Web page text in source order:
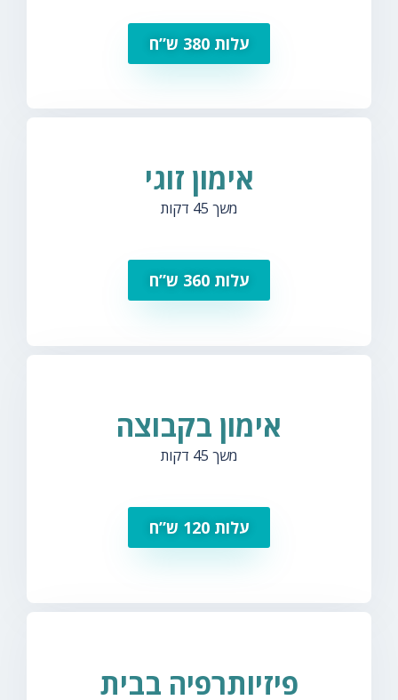
עלות 380 ש”ח
אימון זוגי
משך 45 דקות
עלות 360 ש”ח
אימון בקבוצה
משך 45 דקות
עלות 120 ש”ח
פיזיותרפיה בבית